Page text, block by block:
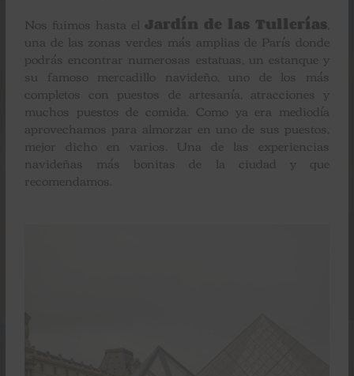
Nos fuimos hasta el Jardín de las Tullerías,
una de las zonas verdes más amplias de París donde
podrás encontrar numerosas estatuas, un estanque y
su famoso mercadillo navideño, uno de los más
completos con puestos de artesanía, atracciones y
muchos puestos de comida. Como ya era mediodía
aprovechamos para almorzar en uno de sus puestos,
mejor dicho en varios. Una de las experiencias
navideñas más bonitas de la ciudad y que
recomendamos.